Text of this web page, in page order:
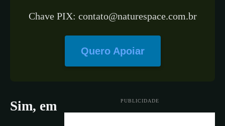
Chave PIX: contato@naturespace.com.br
Quero Apoiar
PUBLICIDADE
Sim, em